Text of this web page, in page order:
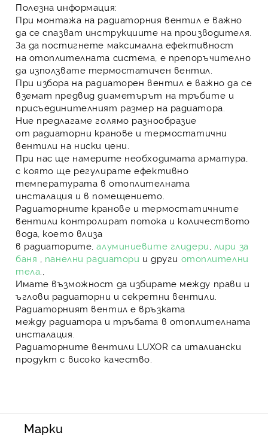
Полезна информация:
При монтажа на радиаторния вентил е важно
да се спазват инструкциите на производителя.
За да постигнете максимална ефективност
на отоплителната система , е препоръчително
да използвате термостатичен вентил
При избора на радиаторен вентил е важно да се
вземат предвид диаметърът на тръбите и
присъединителният размер на радиатора
Ние предлагаме голямо разнообразие
от радиаторни кранове и термостатични
вентили на ниски цени.
При нас ще намерите необходимата арматура,
с която ще регулирате ефективно
температурата в отоплителната
инсталация и в помещението.
Радиаторните кранове и термостатичните
вентили контролират потока и количеството
вода, което влиза
в радиаторите ,алуминиевите глидери лири за
баня
панелни радиатори и други отоплителни
тела
Имате възможност да избирате между прави и
ъглови радиаторни исекретни вентили
Радиаторният вентил е връзката
между радиатора и тръбата в отоплителната
инсталация
Радиаторните вентили LUXOR са италиански
продукт с високо качество.
Марки